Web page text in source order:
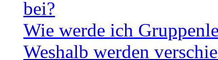
bei?
Wie werde ich
Weshalb werden